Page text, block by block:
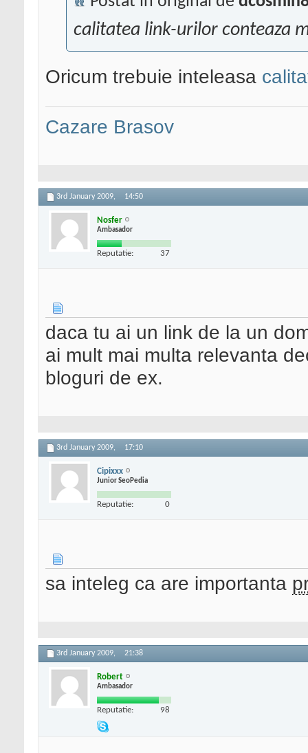
calitatea link-urilor conteaza
Oricum trebuie inteleasa
Cazare Brasov
3rd January 2009, 14:50
Nosfer
Ambasador
Reputatie: 37
daca tu ai un link de la un
ai mult mai multa relevanta
bloguri de ex.
3rd January 2009, 17:10
Cipixxx
Junior SeoPedia
Reputatie: 0
sa inteleg ca are importanta
3rd January 2009, 21:38
Robert
Ambasador
Reputatie: 98